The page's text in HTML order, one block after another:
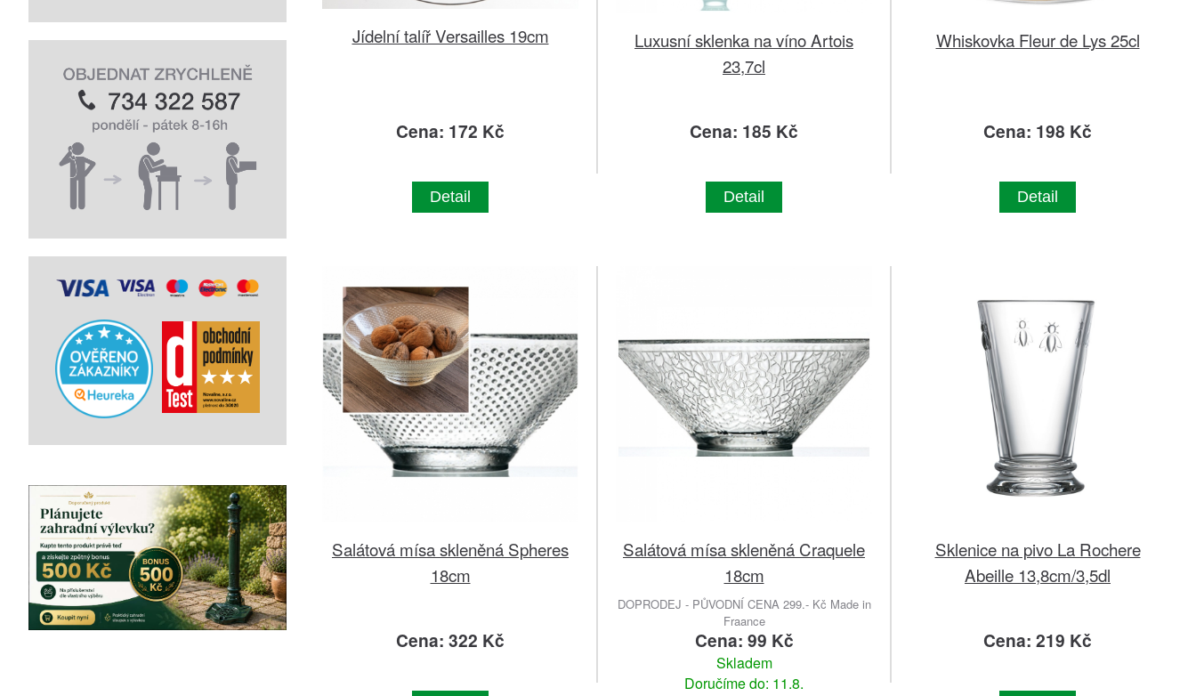
Jídelní talíř Versailles 19cm
Cena: 172 Kč
Detail
Luxusní sklenka na víno Artois
23,7cl
Cena: 185 Kč
Detail
Whiskovka Fleur de Lys 25cl
Cena: 198 Kč
Detail
Salátová mísa skleněná Spheres
18cm
Cena: 322 Kč
Salátová mísa skleněná Craquele
18cm
DOPRODEJ - PŮVODNÍ CENA 299.- Kč Made in
Fraance
Cena: 99 Kč
Skladem
Doručíme do: 11.8.
Sklenice na pivo La Rochere
Abeille 13,8cm/3,5dl
Cena: 219 Kč